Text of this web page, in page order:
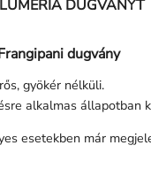
DUGVÁNYT
dugvány
gyökér nélküli.
alkalmas állapotban
esetekben már